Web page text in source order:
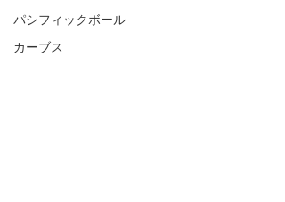
パシフィックボール
カーブス